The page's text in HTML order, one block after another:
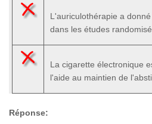
L'auriculothérapie a
dans les études
La cigarette électronique
l'aide au maintien de
Réponse: